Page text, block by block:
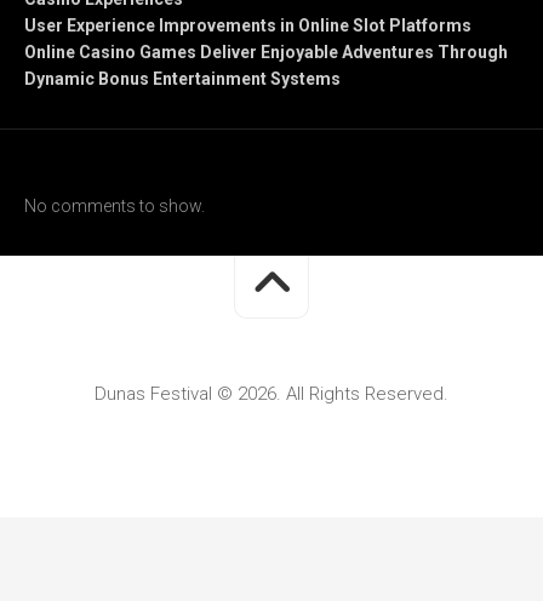
User Experience Improvements in Online Slot Platforms
Online Casino Games Deliver Enjoyable Adventures Through
Dynamic Bonus Entertainment Systems
No comments to show.
Dunas Festival © 2026. All Rights Reserved.